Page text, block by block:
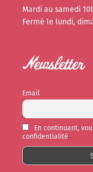
Mardi au samedi
Fermé le lundi,
Newsletter
Email
En continuant,
confidentialité